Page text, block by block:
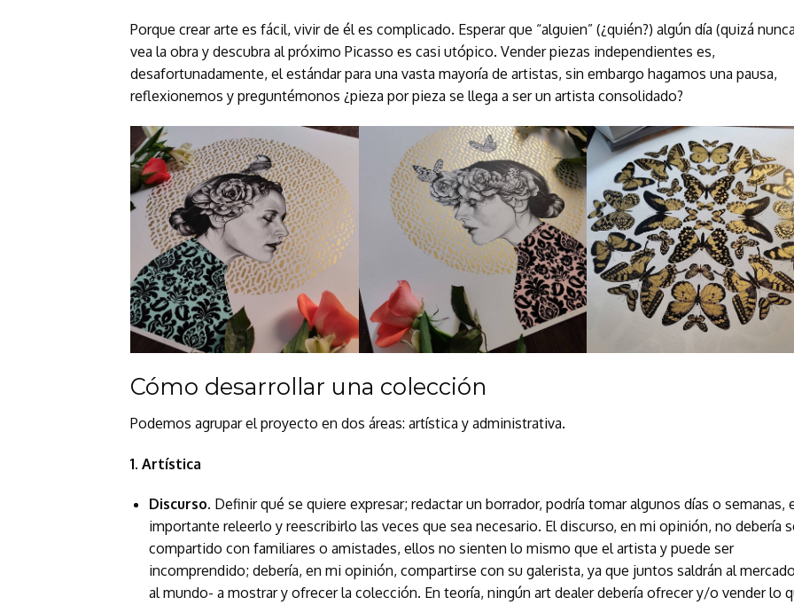
Porque crear arte es fácil, vivir de él es complicado. Esperar que “alguien” (¿quién?) algún día (quizá
vea la obra y descubra al próximo Picasso es casi utópico. Vender piezas independientes es,
desafortunadamente, el estándar para una vasta mayoría de artistas, sin embargo hagamos una pausa,
reflexionemos y preguntémonos ¿pieza por pieza se llega a ser un artista consolidado?
Cómo desarrollar una colección
Podemos agrupar el proyecto en dos áreas: artística y administrativa.
1. Artística
Discurso. Definir qué se quiere expresar; redactar un borrador, podría tomar algunos días o semanas,
importante releerlo y reescribirlo las veces que sea necesario. El discurso, en mi opinión, no debería
compartido con familiares o amistades, ellos no sienten lo mismo que el artista y puede ser
incomprendido; debería, en mi opinión, compartirse con su galerista, ya que juntos saldrán al
al mundo- a mostrar y ofrecer la colección. En teoría, ningún art dealer debería ofrecer y/o vender lo